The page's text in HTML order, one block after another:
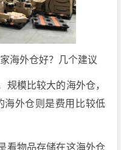
海外仓好？几个建议
规模比较大的海外仓，
海外仓则是费用比较低
看物品存储在这海外仓